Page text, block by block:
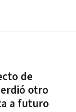
de
otro
a futuro